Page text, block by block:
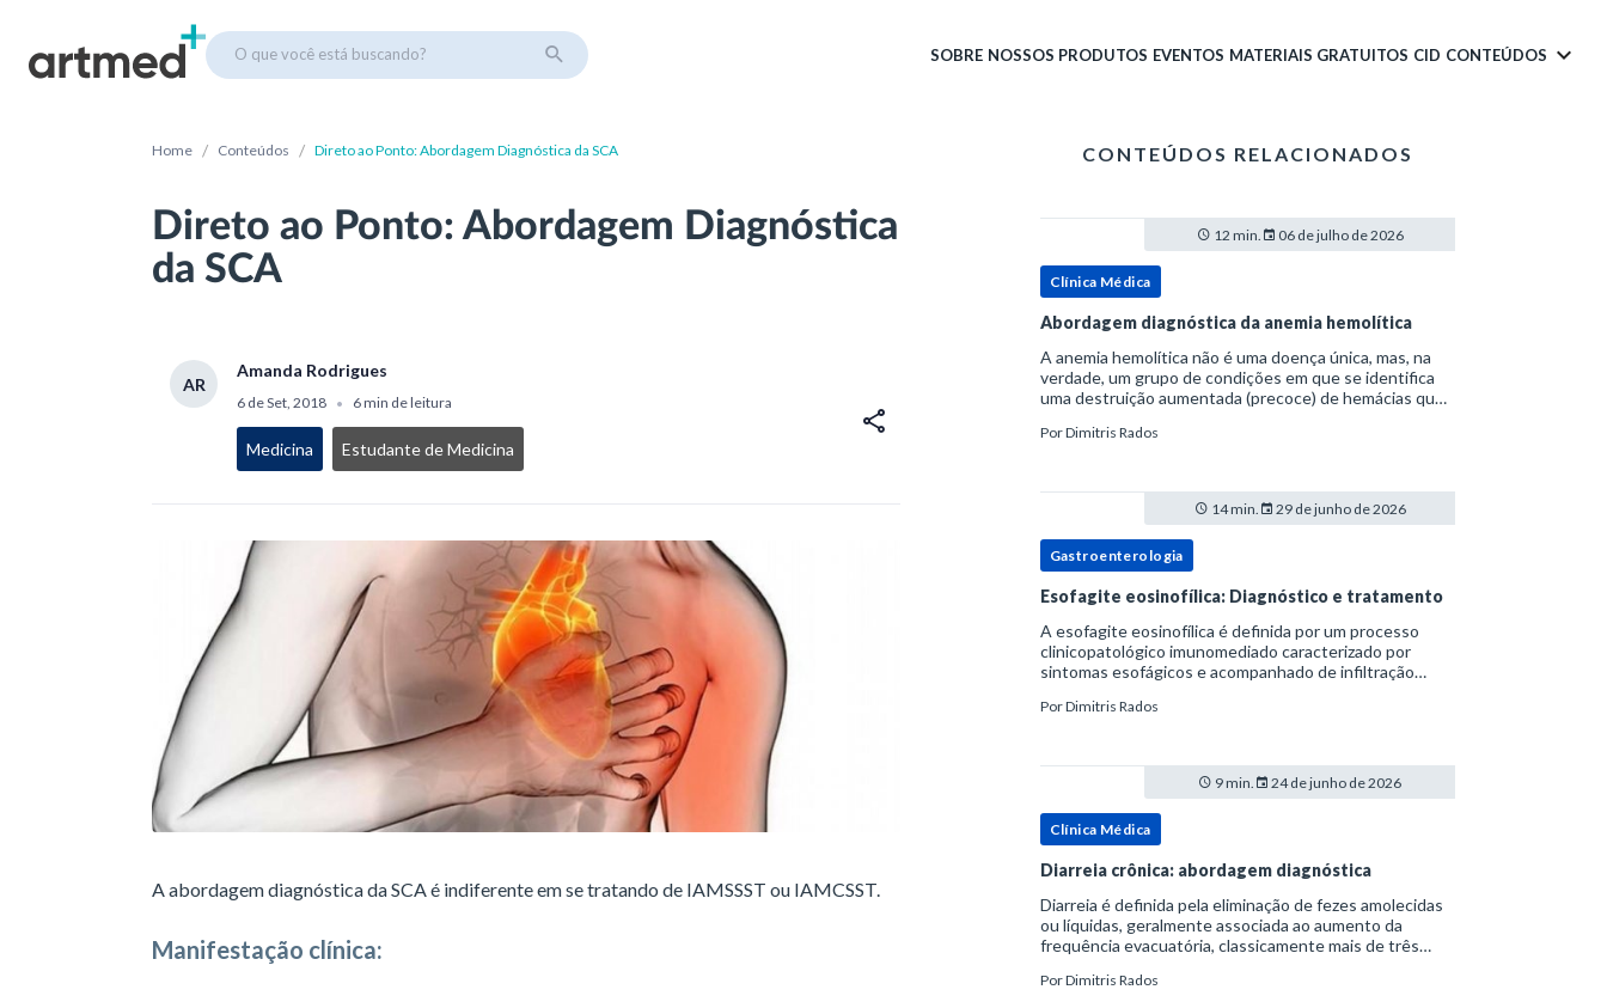
O que você está buscando? SOBRE NOSSOS PRODUTOS EVENTOS MATERIAIS GRATUITOS CID CONTEÚDOS
Home / Conteúdos / Direto ao Ponto: Abordagem Diagnóstica da SCA
Direto ao Ponto: Abordagem Diagnóstica
da SCA
AR
Amanda Rodrigues
6 de Set, 2018 • 6 min de leitura
Medicina Estudante de Medicina
A abordagem diagnóstica da SCA é indiferente em se tratando de IAMSSST ou IAMCSST.
Manifestação clínica:
CONTEÚDOS RELACIONADOS
12 min. 06 de julho de 2026
Clínica Médica
Abordagem diagnóstica da anemia hemolítica
A anemia hemolítica não é uma doença única, mas, na
verdade, um grupo de condições em que se identifica
uma destruição aumentada (precoce) de hemácias que
óssea.Como a vida média normal da hemácia é de apro
PorDimitris Rados
14 min. 29 de junho de 2026
Gastroenterologia
Esofagite eosinofílica: Diagnóstico e tratamento
A esofagite eosinofílica é definida por um processo
clinicopatológico imunomediado caracterizado por
sintomas esofágicos e acompanhado de infiltração
dentro do espectro da doença do refluxo gastr
PorDimitris Rados
9 min. 24 de junho de 2026
Clínica Médica
Diarreia crônica: abordagem diagnóstica
Diarreia é definida pela eliminação de fezes amolecidas
ou líquidas, geralmente associada ao aumento da
frequência evacuatória, classicamente mais de três
prática, a consistência das fezes costuma s
PorDimitris Rados